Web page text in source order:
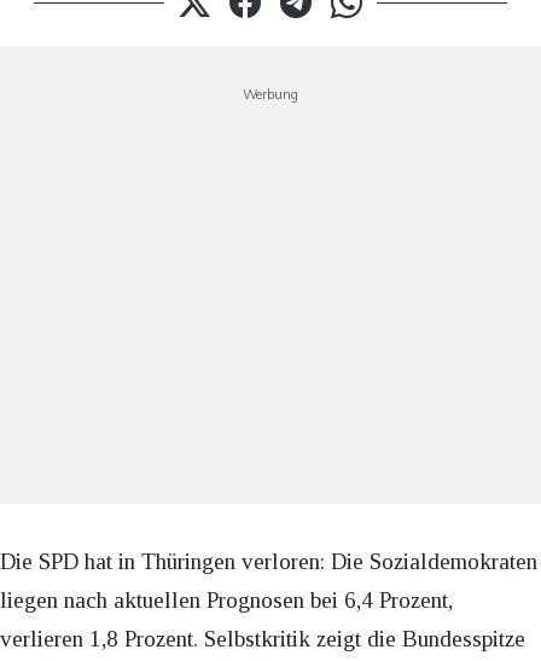
Werbung
Die SPD hat in Thüringen verloren: Die Sozialdemokraten
liegen nach aktuellen Prognosen bei 6,4 Prozent,
verlieren 1,8 Prozent. Selbstkritik zeigt die Bundesspitze